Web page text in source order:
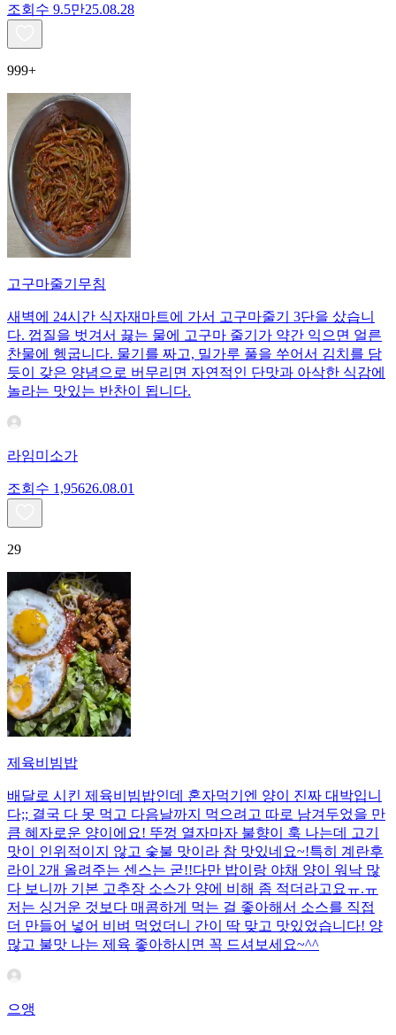
조회수 9.5만25.08.28
999+
고구마줄기무침
새벽에 24시간 식자재마트에 가서 고구마줄기 3단을 샀습니
다. 껍질을 벗겨서 끓는 물에 고구마 줄기가 약간 익으면 얼른
찬물에 헹굽니다. 물기를 짜고, 밀가루 풀을 쑤어서 김치를 담
듯이 갖은 양념으로 버무리면 자연적인 단맛과 아삭한 식감에
놀라는 맛있는 반찬이 됩니다.
라임미소가
조회수 1,95626.08.01
29
제육비빔밥
배달로 시킨 제육비빔밥인데 혼자먹기엔 양이 진짜 대박입니
다;; 결국 다 못 먹고 다음날까지 먹으려고 따로 남겨두었을 만
큼 혜자로운 양이에요! 뚜껑 열자마자 불향이 훅 나는데 고기
맛이 인위적이지 않고 숯불 맛이라 참 맛있네요~!특히 계란후
라이 2개 올려주는 센스는 굳!! ​다만 밥이랑 야채 양이 워낙 많
다 보니까 기본 고추장 소스가 양에 비해 좀 적더라고요ㅠ.ㅠ
저는 싱거운 것보다 매콤하게 먹는 걸 좋아해서 소스를 직접
더 만들어 넣어 비벼 먹었더니 간이 딱 맞고 맛있었습니다! 양
많고 불맛 나는 제육 좋아하시면 꼭 드셔보세요~^^
으앵